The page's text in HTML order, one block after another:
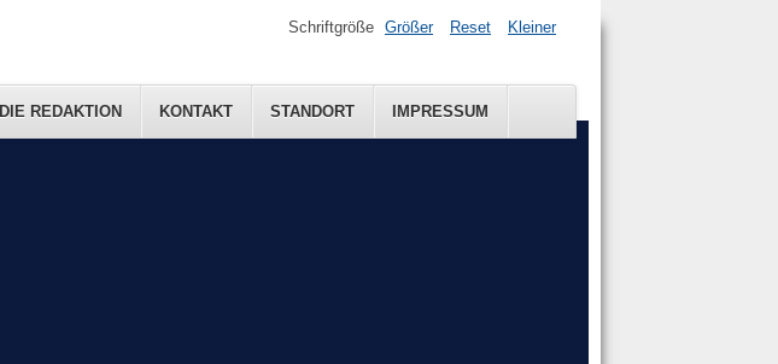
Schriftgröße Größer Reset Kleiner
DIE REDAKTION KONTAKT STANDORT IMPRESSUM